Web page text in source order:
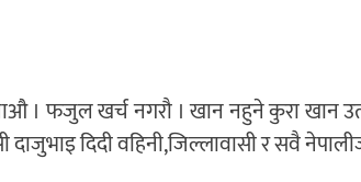
। फजुल खर्च नगरौ । खान नहुने कुरा खान
दिदी वहिनी,जिल्लावासी र सवै